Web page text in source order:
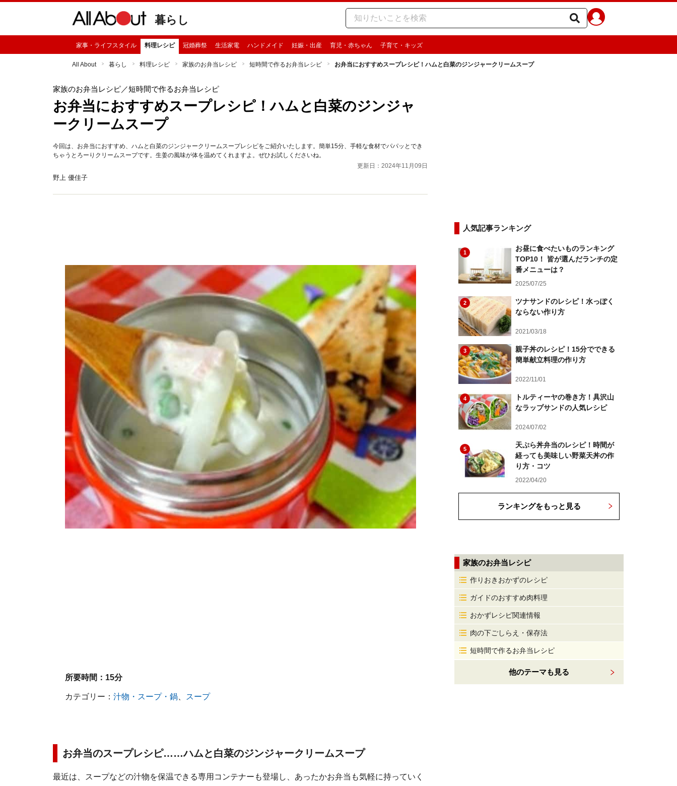
暮らし
家事・ライフスタイル 料理レシピ 冠婚葬祭 生活家電 ハンドメイド 妊娠・出産 育児・赤ちゃん 子育て・キッズ
All About 暮らし 料理レシピ 家族のお弁当レシピ 短時間で作るお弁当レシピ お弁当におすすめスープレシピ！ハムと白菜のジンジャークリームスープ
家族のお弁当レシピ／短時間で作るお弁当レシピ
お弁当におすすめスープレシピ！ハムと白菜のジンジャ
ークリームスープ
今回は、お弁当におすすめ、ハムと白菜のジンジャークリームスープレシピをご紹介いたします。簡単15分、手軽な食材でパパッとでき
ちゃうとろーりクリームスープです。生姜の風味が体を温めてくれますよ。ぜひお試しくださいね。
更新日：2024年11月09日
野上 優佳子
所要時間： 15分
カテゴリー： 汁物・スープ・鍋、 スープ
お弁当のスープレシピ……ハムと白菜のジンジャークリームスープ
最近は、スープなどの汁物を保温できる専用コンテナーも登場し、あったかお弁当も気軽に持っていく
人気記事ランキング
1
お昼に食べたいものランキング
TOP10！ 皆が選んだランチの定
番メニューは？
2025/07/25
2
ツナサンドのレシピ！水っぽく
ならない作り方
2021/03/18
3
親子丼のレシピ！15分でできる
簡単献立料理の作り方
2022/11/01
4
トルティーヤの巻き方！具沢山
なラップサンドの人気レシピ
2024/07/02
5
天ぷら丼弁当のレシピ！時間が
経っても美味しい野菜天丼の作
り方・コツ
2022/04/20
ランキングをもっと見る
家族のお弁当レシピ
作りおきおかずのレシピ
ガイドのおすすめ肉料理
おかずレシピ関連情報
肉の下ごしらえ・保存法
短時間で作るお弁当レシピ
他のテーマも見る